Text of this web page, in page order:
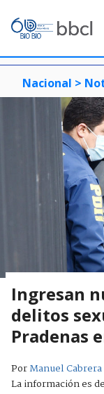
Nacional >
Ingresan
delitos
Pradenas
PorManuel Cabrera
La información es de